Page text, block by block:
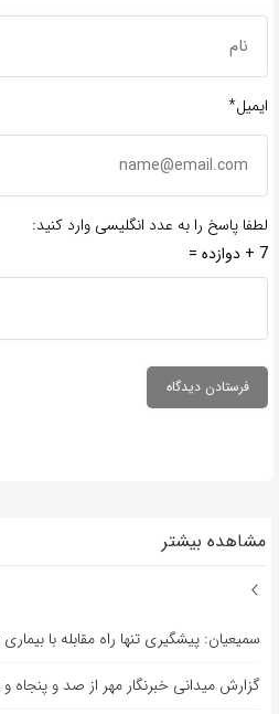
ایمیل*
لطفا پاسخ را به عدد انگلیسی وارد کنید:
7 + دوازده =
مشاهده بیشتر
سمیعیان: پیشگیری تنها راه مقابله با
گزارش میدانی خبرنگار مهر از صد و پنجاه